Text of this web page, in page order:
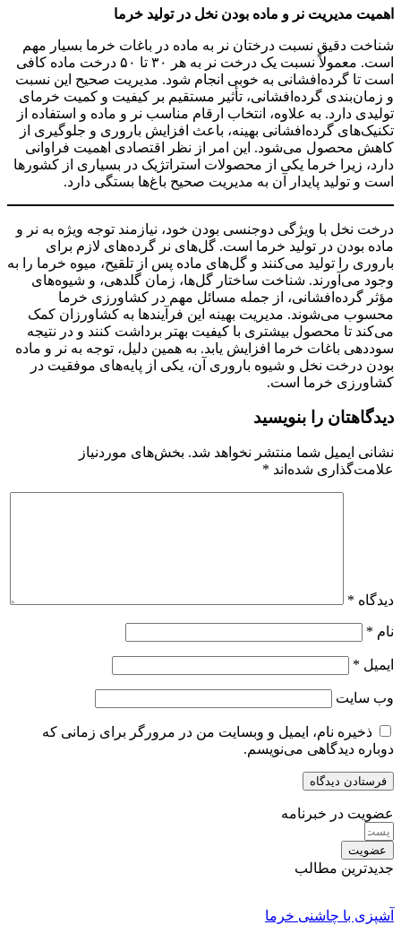
اهمیت مدیریت نر و ماده بودن نخل در تولید خرما
شناخت دقیق نسبت درختان نر به ماده در باغات خرما بسیار مهم
است. معمولاً نسبت یک درخت نر به هر ۳۰ تا ۵۰ درخت ماده کافی
است تا گرده‌افشانی به خوبی انجام شود. مدیریت صحیح این نسبت
و زمان‌بندی گرده‌افشانی، تأثیر مستقیم بر کیفیت و کمیت خرمای
تولیدی دارد. به علاوه، انتخاب ارقام مناسب نر و ماده و استفاده از
تکنیک‌های گرده‌افشانی بهینه، باعث افزایش باروری و جلوگیری از
کاهش محصول می‌شود. این امر از نظر اقتصادی اهمیت فراوانی
دارد، زیرا خرما یکی از محصولات استراتژیک در بسیاری از کشورها
است و تولید پایدار آن به مدیریت صحیح باغ‌ها بستگی دارد.
درخت نخل با ویژگی دوجنسی بودن خود، نیازمند توجه ویژه به نر و
ماده بودن در تولید خرما است. گل‌های نر گرده‌های لازم برای
باروری را تولید می‌کنند و گل‌های ماده پس از تلقیح، میوه خرما را به
وجود می‌آورند. شناخت ساختار گل‌ها، زمان گلدهی، و شیوه‌های
مؤثر گرده‌افشانی، از جمله مسائل مهم در کشاورزی خرما
محسوب می‌شوند. مدیریت بهینه این فرآیندها به کشاورزان کمک
می‌کند تا محصول بیشتری با کیفیت بهتر برداشت کنند و در نتیجه
سوددهی باغات خرما افزایش یابد. به همین دلیل، توجه به نر و ماده
بودن درخت نخل و شیوه باروری آن، یکی از پایه‌های موفقیت در
کشاورزی خرما است.
دیدگاهتان را بنویسید
نشانی ایمیل شما منتشر نخواهد شد. بخش‌های موردنیاز
علامت‌گذاری شده‌اند *
دیدگاه *
نام *
ایمیل *
وب‌ سایت
ذخیره نام، ایمیل و وبسایت من در مرورگر برای زمانی که
دوباره دیدگاهی می‌نویسم.
عضویت در خبرنامه
عضویت
جدیدترین مطالب
آشپزی با چاشنی خرما